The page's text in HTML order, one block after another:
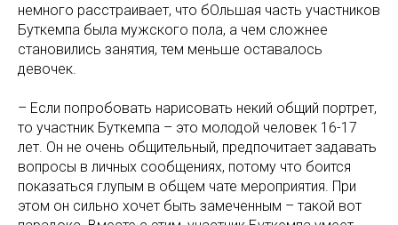
немного расстраивает, что бОльшая часть участников
Буткемпа была мужского пола, а чем сложнее
становились занятия, тем меньше оставалось
девочек.
– Если попробовать нарисовать некий общий портрет,
то участник Буткемпа – это молодой человек 16-17
лет. Он не очень общительный, предпочитает задавать
вопросы в личных сообщениях, потому что боится
показаться глупым в общем чате мероприятия. При
этом он сильно хочет быть замеченным – такой вот